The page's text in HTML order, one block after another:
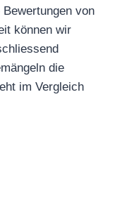
von
können wir
die
im Vergleich